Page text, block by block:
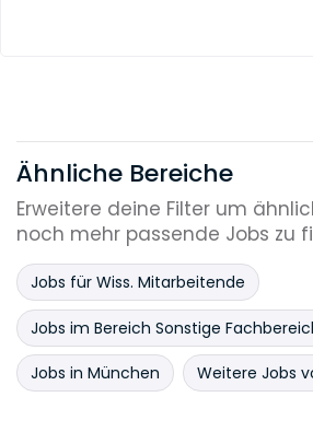
Ähnliche Bereiche
Erweitere deine Filter um
noch mehr passende Jobs zu
Jobs für Wiss. Mitarbeitende
Jobs im Bereich Sonstige
Jobs in München Weitere Jobs